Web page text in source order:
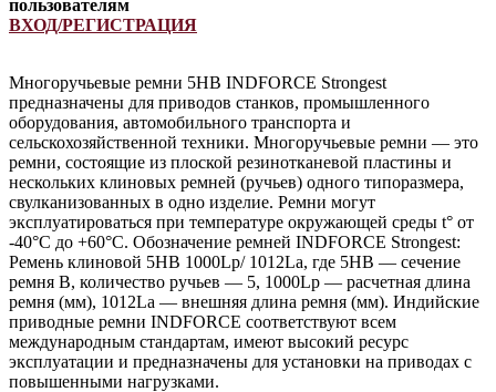
пользователям
ВХОД/РЕГИСТРАЦИЯ
Многоручьевые ремни 5HB INDFORCE Strongest
предназначены для приводов станков, промышленного
оборудования, автомобильного транспорта и
сельскохозяйственной техники. Многоручьевые ремни — это
ремни, состоящие из плоской резинотканевой пластины и
нескольких клиновых ремней (ручьев) одного типоразмера,
свулканизованных в одно изделие. Ремни могут
эксплуатироваться при температуре окружающей среды t° от
-40°С до +60°С. Обозначение ремней INDFORCE Strongest:
Ремень клиновой 5HB 1000Lp/ 1012La, где 5HB — сечение
ремня B, количество ручьев — 5, 1000Lp — расчетная длина
ремня (мм), 1012La — внешняя длина ремня (мм). Индийские
приводные ремни INDFORCE соответствуют всем
международным стандартам, имеют высокий ресурс
эксплуатации и предназначены для установки на приводах с
повышенными нагрузками.